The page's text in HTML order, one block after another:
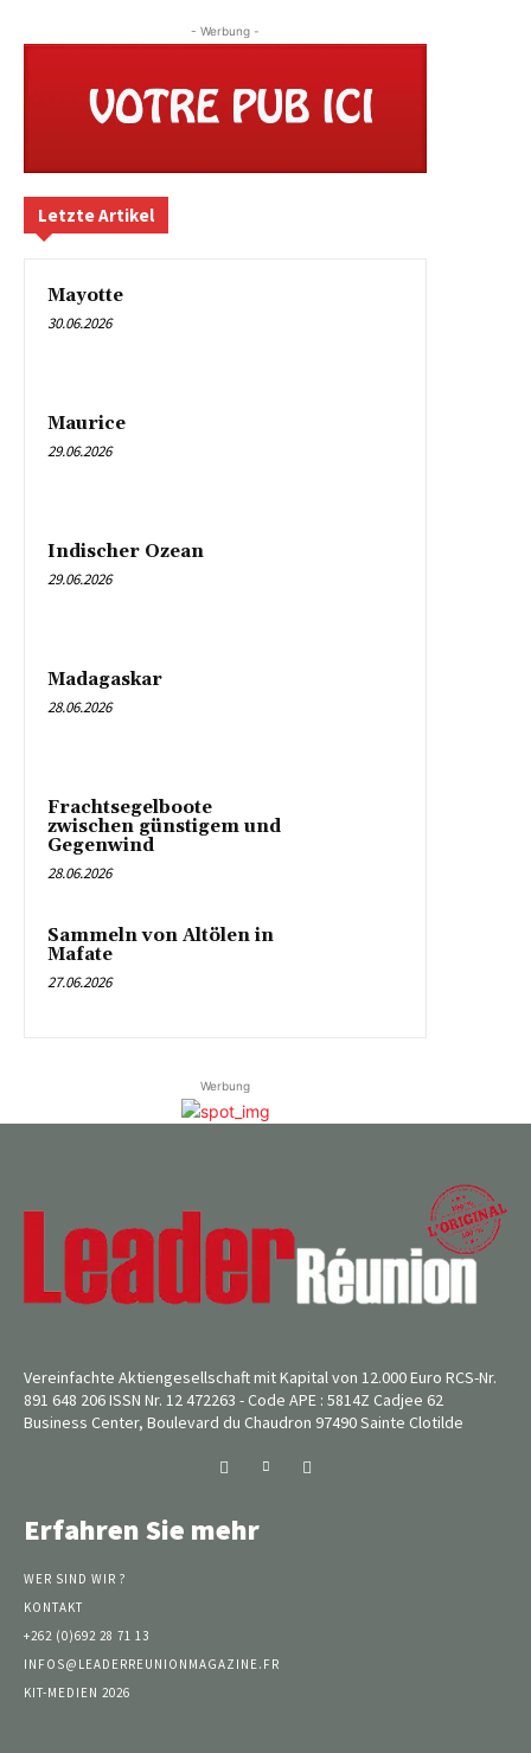
- Werbung -
Letzte Artikel
Mayotte
30.06.2026
Maurice
29.06.2026
Indischer Ozean
29.06.2026
Madagaskar
28.06.2026
Frachtsegelboote
zwischen günstigem und
Gegenwind
28.06.2026
Sammeln von Altölen in
Mafate
27.06.2026
Werbung
Vereinfachte Aktiengesellschaft mit Kapital von 12.000 Euro RCS-Nr.
891 648 206 ISSN Nr. 12 472263 - Code APE : 5814Z Cadjee 62
Business Center, Boulevard du Chaudron 97490 Sainte Clotilde
Erfahren Sie mehr
WER SIND WIR ?
KONTAKT
+262 (0)692 28 71 13
INFOS@LEADERREUNIONMAGAZINE.FR
KIT-MEDIEN 2026